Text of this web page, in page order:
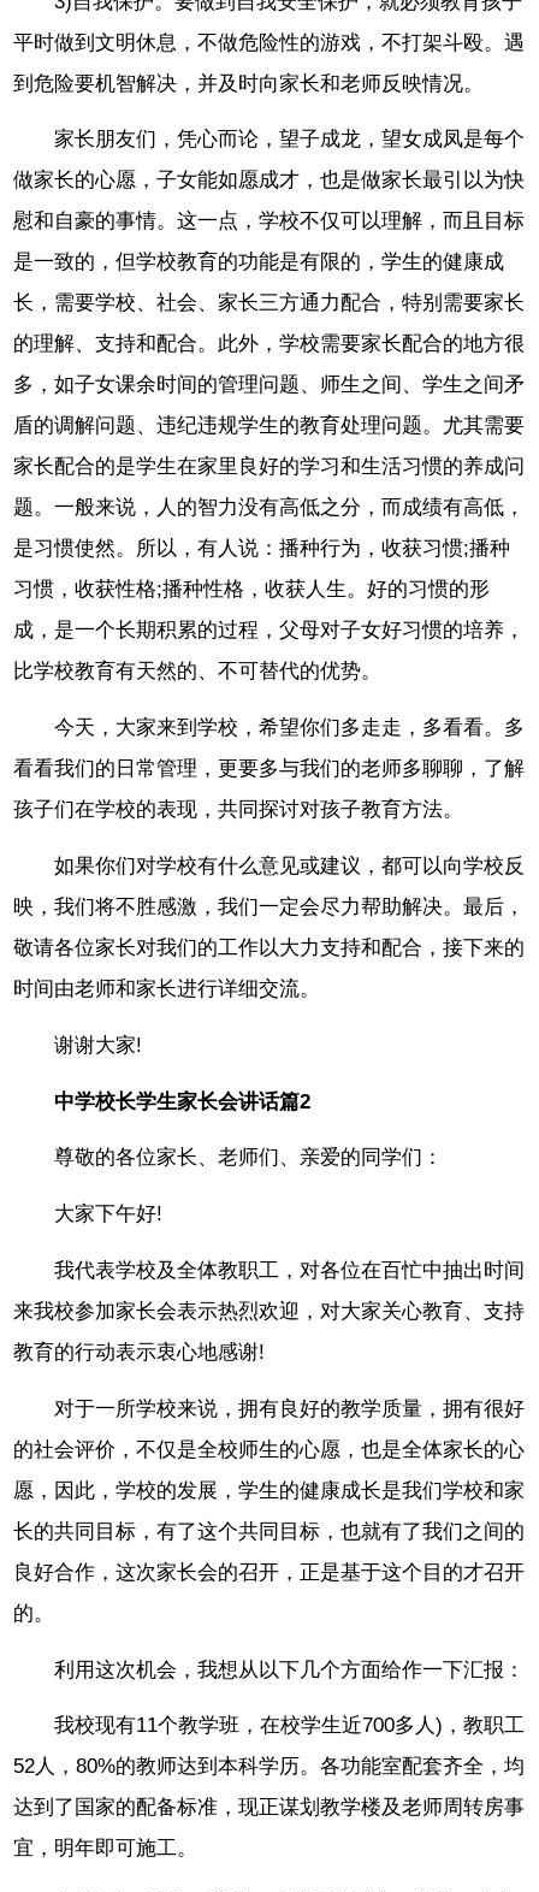
平时做到文明休息，不做危险性的游戏，不打架斗殴。遇
到危险要机智解决，并及时向家长和老师反映情况。
家长朋友们，凭心而论，望子成龙，望女成凤是每个
做家长的心愿，子女能如愿成才，也是做家长最引以为快
慰和自豪的事情。这一点，学校不仅可以理解，而且目标
是一致的，但学校教育的功能是有限的，学生的健康成
长，需要学校、社会、家长三方通力配合，特别需要家长
的理解、支持和配合。此外，学校需要家长配合的地方很
多，如子女课余时间的管理问题、师生之间、学生之间矛
盾的调解问题、违纪违规学生的教育处理问题。尤其需要
家长配合的是学生在家里良好的学习和生活习惯的养成问
题。一般来说，人的智力没有高低之分，而成绩有高低，
是习惯使然。所以，有人说：播种行为，收获习惯;播种
习惯，收获性格;播种性格，收获人生。好的习惯的形
成，是一个长期积累的过程，父母对子女好习惯的培养，
比学校教育有天然的、不可替代的优势。
今天，大家来到学校，希望你们多走走，多看看。多
看看我们的日常管理，更要多与我们的老师多聊聊，了解
孩子们在学校的表现，共同探讨对孩子教育方法。
如果你们对学校有什么意见或建议，都可以向学校反
映，我们将不胜感激，我们一定会尽力帮助解决。最后，
敬请各位家长对我们的工作以大力支持和配合，接下来的
时间由老师和家长进行详细交流。
谢谢大家!
中学校长学生家长会讲话篇2
尊敬的各位家长、老师们、亲爱的同学们：
大家下午好!
我代表学校及全体教职工，对各位在百忙中抽出时间
来我校参加家长会表示热烈欢迎，对大家关心教育、支持
教育的行动表示衷心地感谢!
对于一所学校来说，拥有良好的教学质量，拥有很好
的社会评价，不仅是全校师生的心愿，也是全体家长的心
愿，因此，学校的发展，学生的健康成长是我们学校和家
长的共同目标，有了这个共同目标，也就有了我们之间的
良好合作，这次家长会的召开，正是基于这个目的才召开
的。
利用这次机会，我想从以下几个方面给作一下汇报：
我校现有11个教学班，在校学生近700多人)，教职工
52人，80%的教师达到本科学历。各功能室配套齐全，均
达到了国家的配备标准，现正谋划教学楼及老师周转房事
宜，明年即可施工。